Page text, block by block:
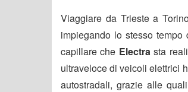
Viaggiare da Trieste a
impiegando lo stesso tempo
capillare che Electrasta
ultraveloce di veicoli elettrici
autostradali, grazie alle